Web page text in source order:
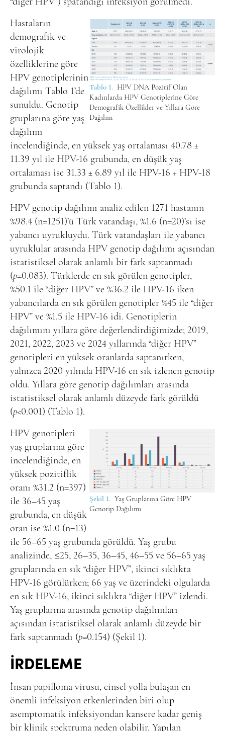
Tablo 1. HPV DNA Pozitif Olan
Kadınlarda HPV Genotiplerine Göre
Demografik Özellikler ve Yıllara Göre
Dağılım
Hastaların
demografik ve
virolojik
özelliklerine göre
HPV genotiplerinin
dağılımı Tablo 1’de
sunuldu. Genotip
gruplarına göre yaş
dağılımı
incelendiğinde, en yüksek yaş ortalaması 40.78 ±
11.39 yıl ile HPV-16 grubunda, en düşük yaş
ortalaması ise 31.33 ± 6.89 yıl ile HPV-16 + HPV-18
grubunda saptandı (Tablo 1).
HPV genotip dağılımı analiz edilen 1271 hastanın
%98.4 (n=1251)’ü Türk vatandaşı, %1.6 (n=20)’sı ise
yabancı uyrukluydu. Türk vatandaşları ile yabancı
uyruklular arasında HPV genotip dağılımı açısından
istatistiksel olarak anlamlı bir fark saptanmadı
(p=0.083). Türklerde en sık görülen genotipler,
%50.1 ile “diğer HPV” ve %36.2 ile HPV-16 iken
yabancılarda en sık görülen genotipler %45 ile “diğer
HPV” ve %1.5 ile HPV-16 idi. Genotiplerin
dağılımını yıllara göre değerlendirdiğimizde; 2019,
2021, 2022, 2023 ve 2024 yıllarında “diğer HPV”
genotipleri en yüksek oranlarda saptanırken,
yalnızca 2020 yılında HPV-16 en sık izlenen genotip
oldu. Yıllara göre genotip dağılımları arasında
istatistiksel olarak anlamlı düzeyde fark görüldü
(p<0.001) (Tablo 1).
Şekil 1. Yaş Gruplarına Göre HPV
Genotip Dağılımı
HPV genotipleri
yaş gruplarına göre
incelendiğinde, en
yüksek pozitiflik
oranı %31.2 (n=397)
ile 36–45 yaş
grubunda, en düşük
oran ise %1.0 (n=13)
ile 56–65 yaş grubunda görüldü. Yaş grubu
analizinde, ≤25, 26–35, 36–45, 46–55 ve 56–65 yaş
gruplarında en sık “diğer HPV”, ikinci sıklıkta
HPV-16 görülürken; 66 yaş ve üzerindeki olgularda
en sık HPV-16, ikinci sıklıkta “diğer HPV” izlendi.
Yaş gruplarına arasında genotip dağılımları
açısından istatistiksel olarak anlamlı düzeyde bir
fark saptanmadı (p=0.154) (Şekil 1).
İRDELEME
İnsan papilloma virusu, cinsel yolla bulaşan en
önemli infeksiyon etkenlerinden biri olup
asemptomatik infeksiyondan kansere kadar geniş
bir klinik spektruma neden olabilir. Yapılan